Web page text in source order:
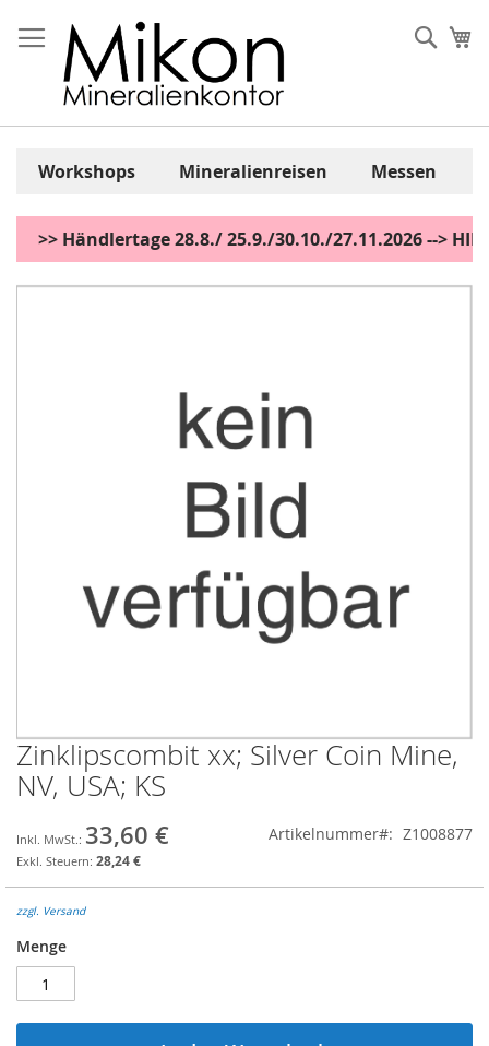
Inhalt
springen
Workshops Mineralienreisen Messen
>> Händlertage 28.8./ 25.9./30.10./27.11.2026 -->
Zum
Zum
Anfang
der
springen
Zinklipscombit xx; Silver Coin Mine,
NV, USA; KS
33,60 €
28,24 €
Artikelnummer Z1008877
zzgl. Versand
Menge